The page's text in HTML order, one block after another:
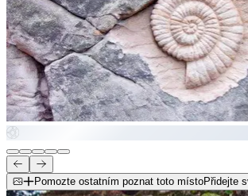
Pomozte ostatním poznat toto místoPřidejte